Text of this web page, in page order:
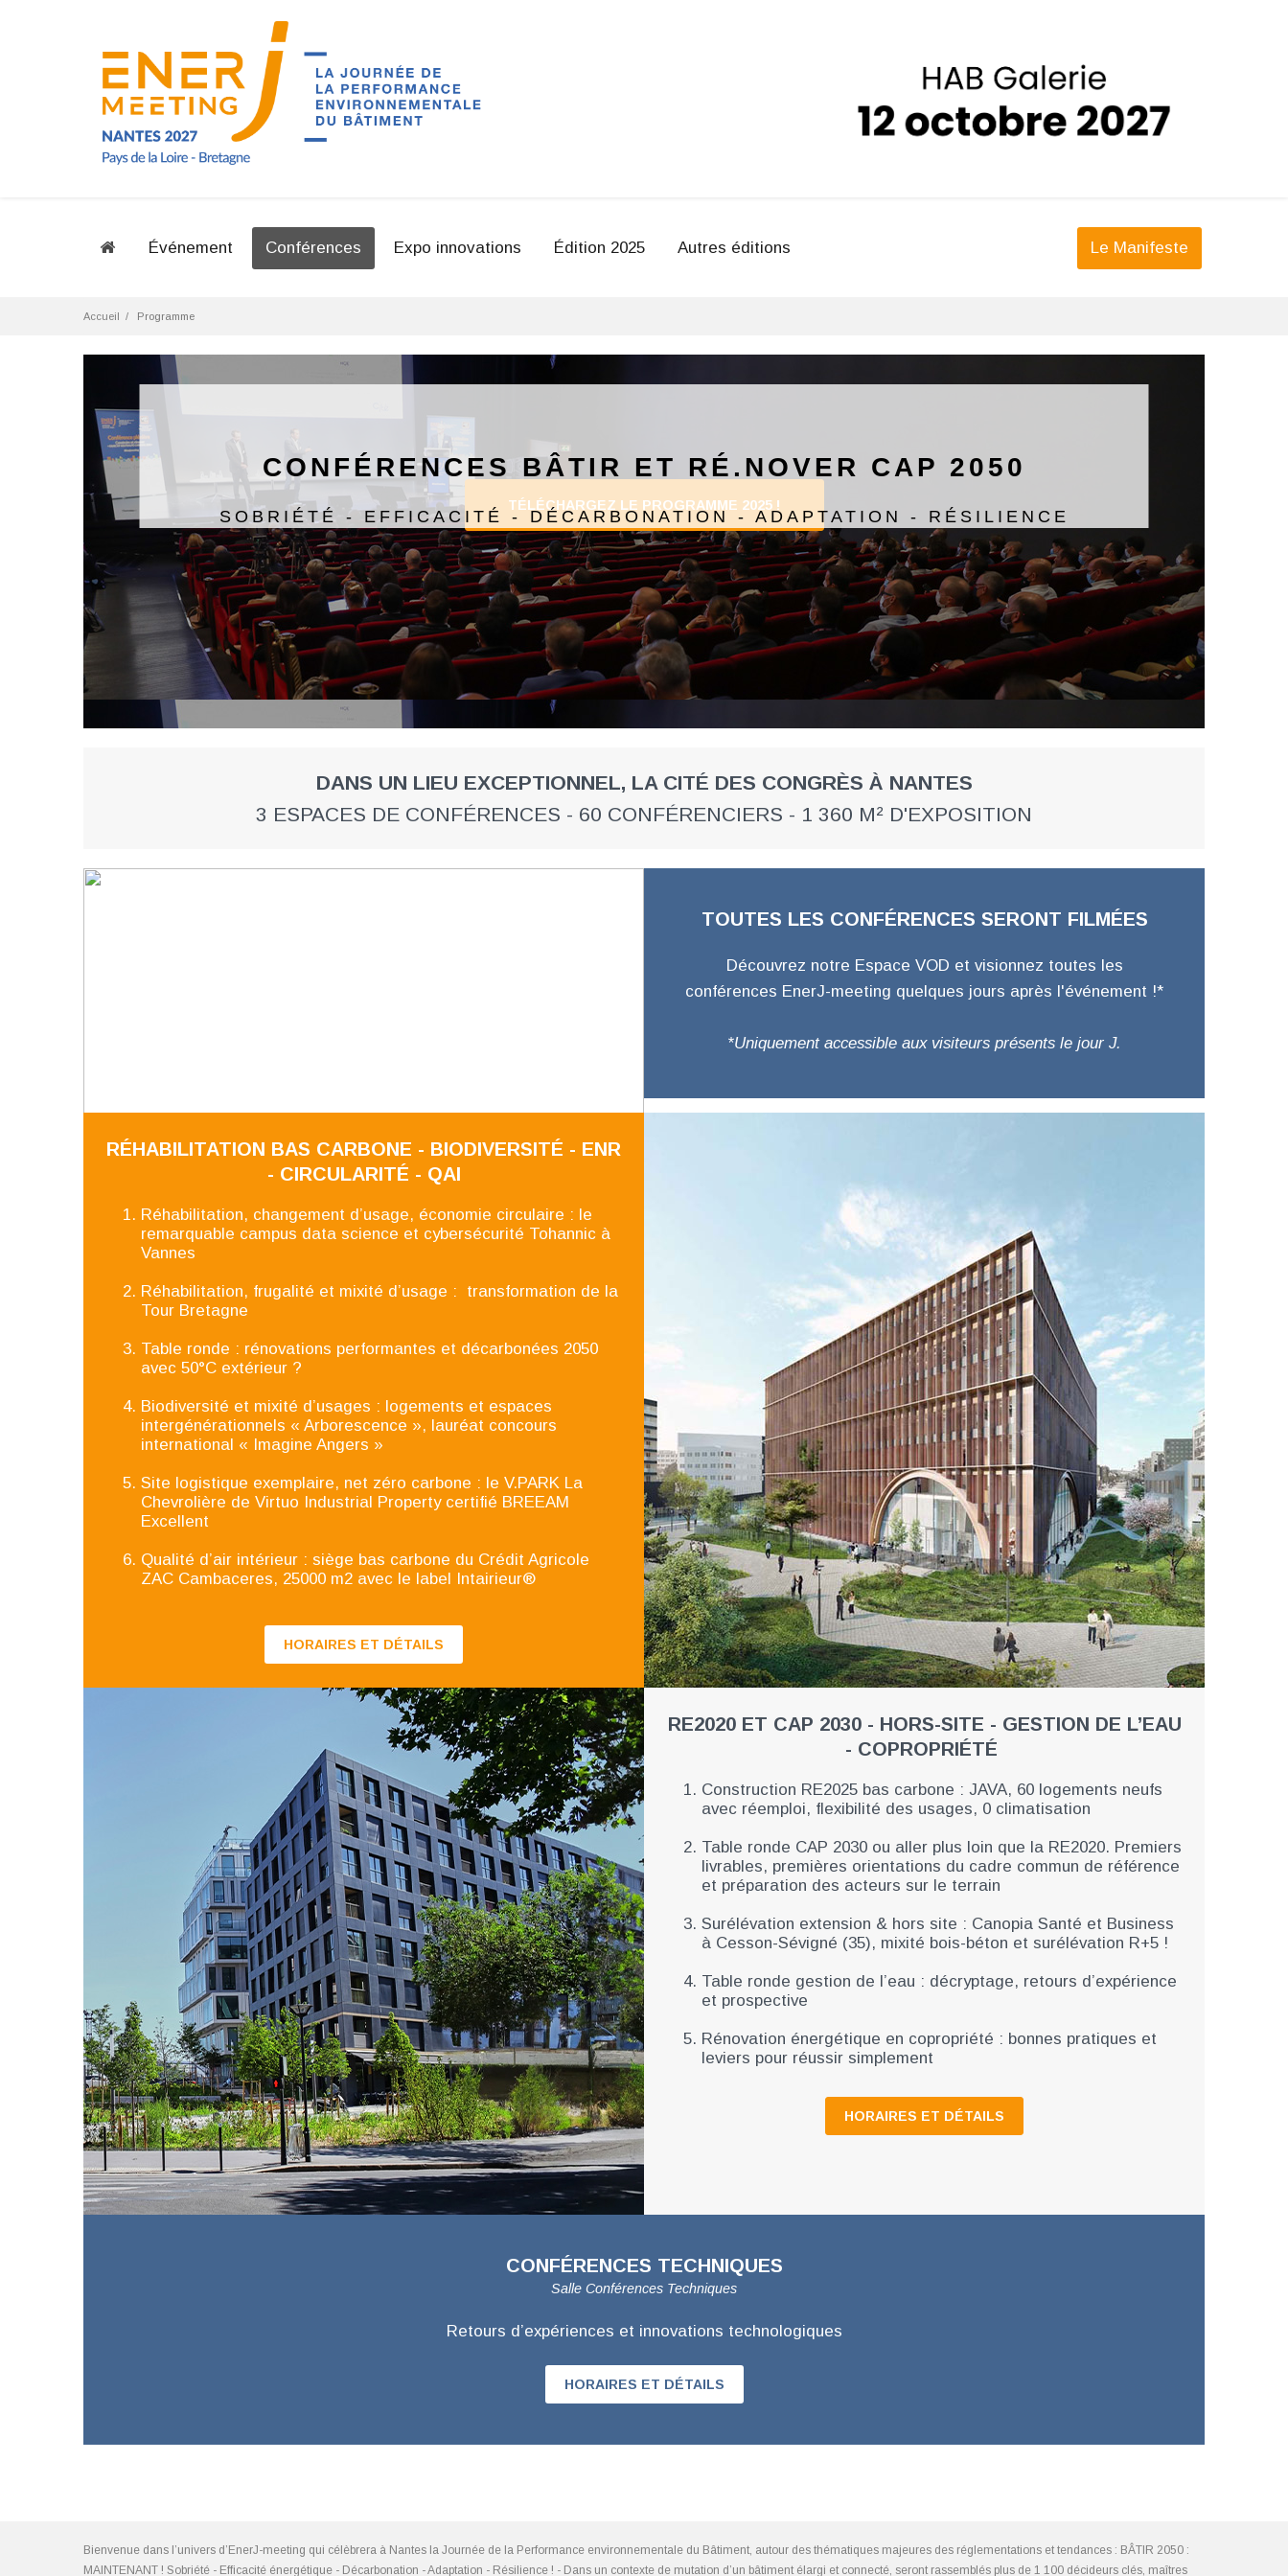
Événement Conférences Expo innovations Édition 2025 Autres éditions Le Manifeste
Accueil Programme
TÉLÉCHARGEZ LE PROGRAMME 2025 !
CONFÉRENCES BÂTIR ET RÉ.NOVER CAP 2050
SOBRIÉTÉ - EFFICACITÉ - DÉCARBONATION - ADAPTATION - RÉSILIENCE
DANS UN LIEU EXCEPTIONNEL, LA CITÉ DES CONGRÈS À NANTES
3 ESPACES DE CONFÉRENCES - 60 CONFÉRENCIERS - 1 360 M² D'EXPOSITION
TOUTES LES CONFÉRENCES SERONT FILMÉES
Découvrez notre Espace VOD et visionnez toutes les
conférences EnerJ-meeting quelques jours après l'événement !*
*Uniquement accessible aux visiteurs présents le jour J.
RÉHABILITATION BAS CARBONE - BIODIVERSITÉ - ENR
- CIRCULARITÉ - QAI
Réhabilitation, changement d’usage, économie circulaire : le
remarquable campus data science et cybersécurité Tohannic à
Vannes
Réhabilitation, frugalité et mixité d’usage : transformation de la
Tour Bretagne
Table ronde : rénovations performantes et décarbonées 2050
avec 50°C extérieur ?
Biodiversité et mixité d’usages : logements et espaces
intergénérationnels « Arborescence », lauréat concours
international « Imagine Angers »
Site logistique exemplaire, net zéro carbone : le V.PARK La
Chevrolière de Virtuo Industrial Property certifié BREEAM
Excellent
Qualité d’air intérieur : siège bas carbone du Crédit Agricole
ZAC Cambaceres, 25000 m2 avec le label Intairieur®
HORAIRES ET DÉTAILS
RE2020 ET CAP 2030 - HORS-SITE - GESTION DE L’EAU
- COPROPRIÉTÉ
Construction RE2025 bas carbone : JAVA, 60 logements neufs
avec réemploi, flexibilité des usages, 0 climatisation
Table ronde CAP 2030 ou aller plus loin que la RE2020. Premiers
livrables, premières orientations du cadre commun de référence
et préparation des acteurs sur le terrain
Surélévation extension & hors site : Canopia Santé et Business
à Cesson-Sévigné (35), mixité bois-béton et surélévation R+5 !
Table ronde gestion de l’eau : décryptage, retours d’expérience
et prospective
Rénovation énergétique en copropriété : bonnes pratiques et
leviers pour réussir simplement
HORAIRES ET DÉTAILS
CONFÉRENCES TECHNIQUES
Salle Conférences Techniques
Retours d’expériences et innovations technologiques
HORAIRES ET DÉTAILS
Bienvenue dans l’univers d’EnerJ-meeting qui célèbrera à Nantes la Journée de la Performance environnementale du Bâtiment, autour des thématiques majeures des réglementations et tendances : BÂTIR 2050 :
MAINTENANT ! Sobriété - Efficacité énergétique - Décarbonation - Adaptation - Résilience ! - Dans un contexte de mutation d’un bâtiment élargi et connecté, seront rassemblés plus de 1 100 décideurs clés, maîtres